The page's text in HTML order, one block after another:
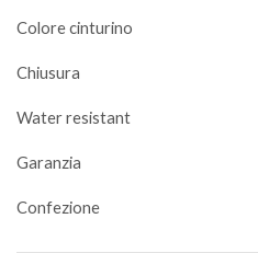
Colore cinturino
Chiusura
Water resistant
Garanzia
Confezione